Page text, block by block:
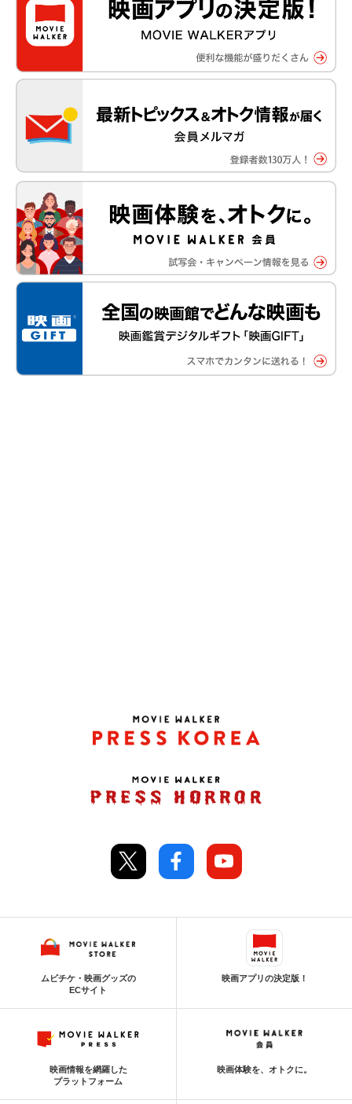
ムビチケ・映画グッズの
ECサイト
映画アプリの決定版！
映画情報を網羅した
プラットフォーム
映画体験を、オトクに。